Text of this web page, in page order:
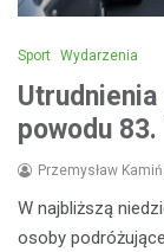
Sport Wydarzenia
powodu
Przemysław
W najbliższą
osoby